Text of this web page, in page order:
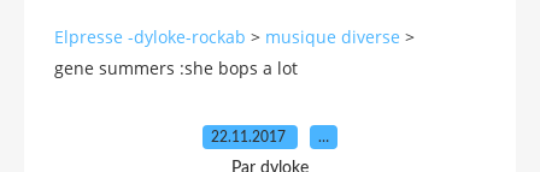
Elpresse -dyloke-rockab > musique diverse >
gene summers :she bops a lot
22.11.2017 …
Par dyloke